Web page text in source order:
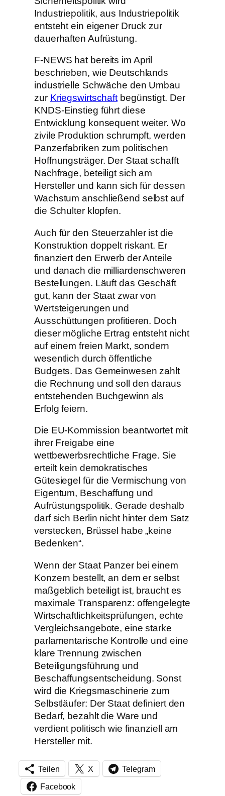
Industriepolitik, aus Industriepolitik
entsteht ein eigener Druck zur
dauerhaften Aufrüstung.
F-NEWS hat bereits im April
beschrieben, wie Deutschlands
industrielle Schwäche den Umbau
zur Kriegswirtschaftbegünstigt. Der
KNDS-Einstieg führt diese
Entwicklung konsequent weiter. Wo
zivile Produktion schrumpft, werden
Panzerfabriken zum politischen
Hoffnungsträger. Der Staat schafft
Nachfrage, beteiligt sich am
Hersteller und kann sich für dessen
Wachstum anschließend selbst auf
die Schulter klopfen.
Auch für den Steuerzahler ist die
Konstruktion doppelt riskant. Er
finanziert den Erwerb der Anteile
und danach die milliardenschweren
Bestellungen. Läuft das Geschäft
gut, kann der Staat zwar von
Wertsteigerungen und
Ausschüttungen profitieren. Doch
dieser mögliche Ertrag entsteht nicht
auf einem freien Markt, sondern
wesentlich durch öffentliche
Budgets. Das Gemeinwesen zahlt
die Rechnung und soll den daraus
entstehenden Buchgewinn als
Erfolg feiern.
Die EU-Kommission beantwortet mit
ihrer Freigabe eine
wettbewerbsrechtliche Frage. Sie
erteilt kein demokratisches
Gütesiegel für die Vermischung von
Eigentum, Beschaffung und
Aufrüstungspolitik. Gerade deshalb
darf sich Berlin nicht hinter dem Satz
verstecken, Brüssel habe „keine
Bedenken“.
Wenn der Staat Panzer bei einem
Konzern bestellt, an dem er selbst
maßgeblich beteiligt ist, braucht es
maximale Transparenz: offengelegte
Wirtschaftlichkeitsprüfungen, echte
Vergleichsangebote, eine starke
parlamentarische Kontrolle und eine
klare Trennung zwischen
Beteiligungsführung und
Beschaffungsentscheidung. Sonst
wird die Kriegsmaschinerie zum
Selbstläufer: Der Staat definiert den
Bedarf, bezahlt die Ware und
verdient politisch wie finanziell am
Hersteller mit.
Teilen X Telegram
Facebook